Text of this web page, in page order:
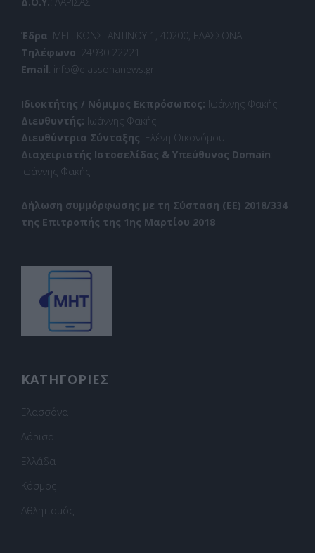
Έδρα: ΜΕΓ. ΚΩΝΣΤΑΝΤΙΝΟΥ 1, 40200, ΕΛΑΣΣΟΝΑ
Τηλέφωνο: 24930 22221
Email: info@elassonanews.gr
Ιδιοκτήτης / Νόμιμος Εκπρόσωπος: Ιωάννης Φακής
Διευθυντής: Ιωάννης Φακής
Διευθύντρια Σύνταξης: Ελένη Οικονόμου
Διαχειριστής Ιστοσελίδας & Υπεύθυνος Domain:
Ιωάννης Φακής
Δήλωση συμμόρφωσης με τη Σύσταση (ΕΕ) 2018/334
της Επιτροπής της 1ης Μαρτίου 2018
ΚΑΤΗΓΟΡΙΕΣ
Ελασσόνα
Λάρισα
Ελλάδα
Κόσμος
Αθλητισμός